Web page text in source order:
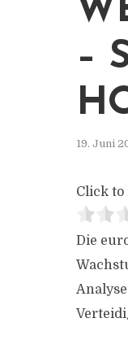
–
19. Juni
Click to
Die